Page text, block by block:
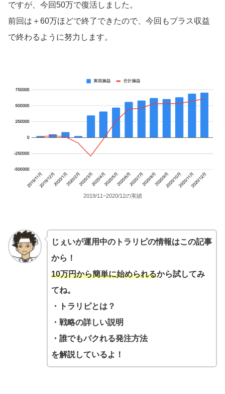
ですが、今回50万で復活しました。
前回は＋60万ほどで終了できたので、今回もプラス収益
で終わるように努力します。
2019/11~2020/12の実績
じぇいが運用中のトラリピの情報はこの記事
から！
10万円から簡単に始められるから試してみ
てね。
・トラリピとは？
・戦略の詳しい説明
・誰でもパクれる発注方法
を解説しているよ！